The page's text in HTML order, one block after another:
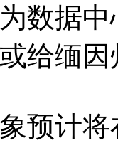
数据
给缅
计将